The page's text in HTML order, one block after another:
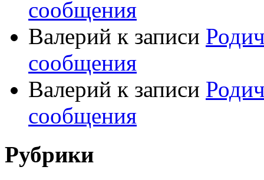
сообщения
Валерий к записи
сообщения
Валерий к записи
сообщения
Рубрики